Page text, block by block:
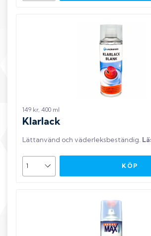
149 kr, 400 ml
Klarlack
Lättanvänd och väderleksbeständig
KÖP